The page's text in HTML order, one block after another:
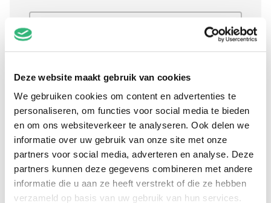
Deze website maakt gebruik van cookies
We gebruiken cookies om content en advertenties te
personaliseren, om functies voor social media te bieden
en om ons websiteverkeer te analyseren. Ook delen we
informatie over uw gebruik van onze site met onze
partners voor social media, adverteren en analyse. Deze
partners kunnen deze gegevens combineren met andere
informatie die u aan ze heeft verstrekt of die ze hebben
verzameld op basis van uw gebruik van hun services.
E-mail*
Telefoonnummer*
Klanttype*
Postcode*
Huisnummer*
Polisnummer